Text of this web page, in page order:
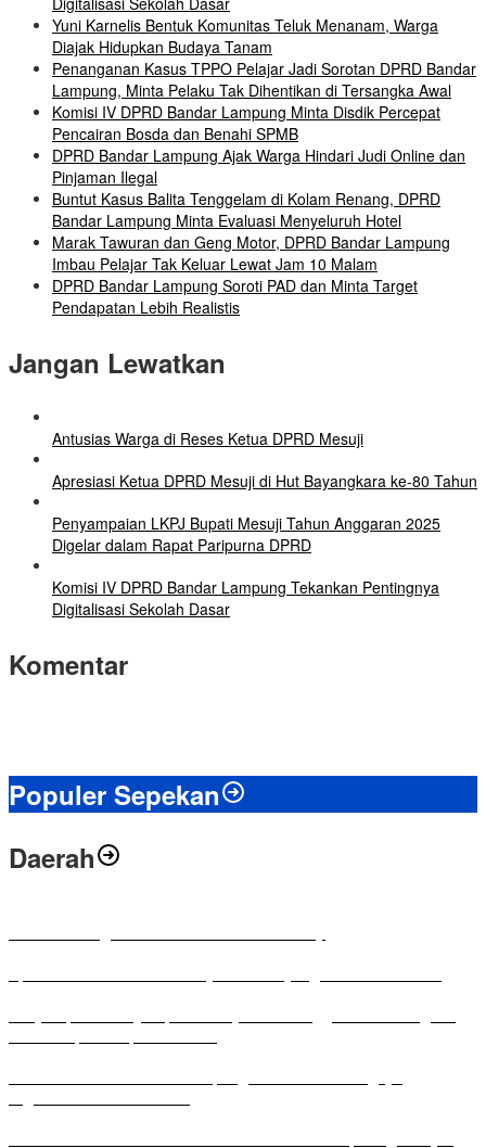
Yuni Karnelis Bentuk Komunitas Teluk Menanam, Warga
Diajak Hidupkan Budaya Tanam
Penanganan Kasus TPPO Pelajar Jadi Sorotan DPRD Bandar
Lampung, Minta Pelaku Tak Dihentikan di Tersangka Awal
Komisi IV DPRD Bandar Lampung Minta Disdik Percepat
Pencairan Bosda dan Benahi SPMB
DPRD Bandar Lampung Ajak Warga Hindari Judi Online dan
Pinjaman Ilegal
Buntut Kasus Balita Tenggelam di Kolam Renang, DPRD
Bandar Lampung Minta Evaluasi Menyeluruh Hotel
Marak Tawuran dan Geng Motor, DPRD Bandar Lampung
Imbau Pelajar Tak Keluar Lewat Jam 10 Malam
DPRD Bandar Lampung Soroti PAD dan Minta Target
Pendapatan Lebih Realistis
Jangan Lewatkan
Antusias Warga di Reses Ketua DPRD Mesuji
Apresiasi Ketua DPRD Mesuji di Hut Bayangkara ke-80 Tahun
Penyampaian LKPJ Bupati Mesuji Tahun Anggaran 2025
Digelar dalam Rapat Paripurna DPRD
Komisi IV DPRD Bandar Lampung Tekankan Pentingnya
Digitalisasi Sekolah Dasar
Komentar
Populer Sepekan
Daerah